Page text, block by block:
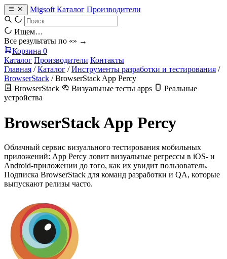
Migsoft Каталог Производители
Ищем…
Все результаты по «» →
Корзина 0
Каталог Производители Контакты
Главная / Каталог / Инструменты разработки и тестирования /
BrowserStack / BrowserStack App Percy
BrowserStack
Визуальные тесты apps
Реальные
устройства
BrowserStack App Percy
Облачный сервис визуального тестирования мобильных
приложений: App Percy ловит визуальные регрессы в iOS- и
Android-приложении до того, как их увидит пользователь.
Подписка BrowserStack для команд разработки и QA, которые
выпускают релизы часто.